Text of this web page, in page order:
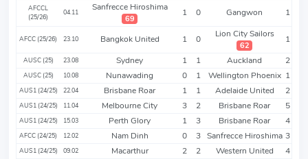
AFCCL
(25/26)
04.11 Sanfrecce Hiroshima
69
1 0 Gangwon 1
AFCC (25/26) 23.10 Bangkok United 1 0 Lion City Sailors
62
1
AUSC (25) 23.08 Sydney 1 1 Auckland 2
AUSC (25) 10.08 Nunawading 0 1 Wellington Phoenix 1
AUS1 (24/25) 22.04 Brisbane Roar 1 1 Adelaide United 2
AUS1 (24/25) 11.04 Melbourne City 3 2 Brisbane Roar 5
AUS1 (24/25) 15.03 Perth Glory 1 3 Brisbane Roar 4
AFCC (24/25) 12.02 Nam Dinh 0 3 Sanfrecce Hiroshima 3
AUS1 (24/25) 09.02 Macarthur 2 2 Western United 4